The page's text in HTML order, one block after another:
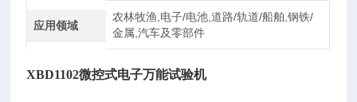
应用领域
农林牧渔,电子/电池,道路/轨道/船舶,钢铁/
金属,汽车及零部件
XBD1102微控式电子万能试验机